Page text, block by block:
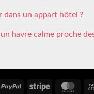
dans un appart hôtel ?
havre calme proche
PayPal Stripe